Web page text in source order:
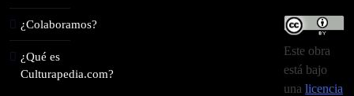
¿Colaboramos?
¿Qué es
Culturapedia.com?
Este obra
está bajo
unalicencia